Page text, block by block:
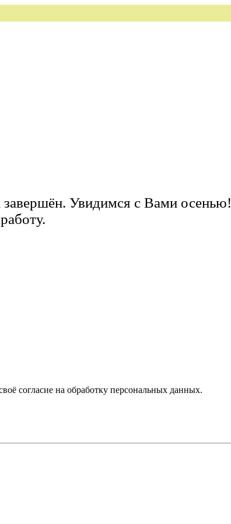
завершён. Увидимся с Вами осенью!
согласие на обработку персональных данных.